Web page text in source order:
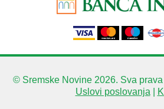
© Sremske Novine 2026. Sva prava
Uslovi poslovanja|